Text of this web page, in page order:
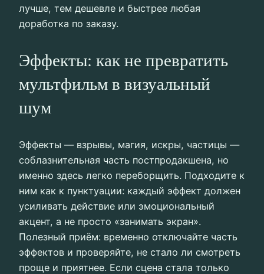
лучше, тем дешевле и быстрее любая
доработка по заказу.
Эффекты: как не превратить
мультфильм в визуальный
шум
Эффекты — взрывы, магия, искры, частицы —
соблазнительная часть постпродакшена, но
именно здесь легко переборщить. Подходите к
ним как к пунктуации: каждый эффект должен
усиливать действие или эмоциональный
акцент, а не просто «занимать экран».
Полезный приём: временно отключайте часть
эффектов и проверяйте, не стало ли смотреть
проще и приятнее. Если сцена стала только